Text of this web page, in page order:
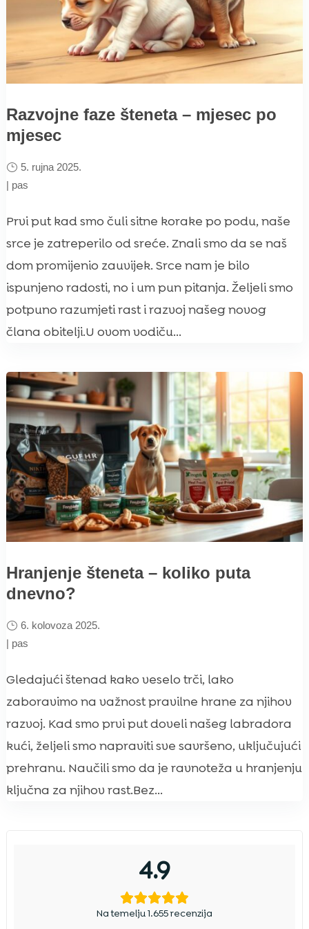
Razvojne faze šteneta – mjesec po
mjesec
5. rujna 2025.
| pas
Prvi put kad smo čuli sitne korake po podu, naše
srce je zatreperilo od sreće. Znali smo da se naš
dom promijenio zauvijek. Srce nam je bilo
ispunjeno radosti, no i um pun pitanja. Željeli smo
potpuno razumjeti rast i razvoj našeg novog
člana obitelji.U ovom vodiču...
Hranjenje šteneta – koliko puta
dnevno?
6. kolovoza 2025.
| pas
Gledajući štenad kako veselo trči, lako
zaboravimo na važnost pravilne hrane za njihov
razvoj. Kad smo prvi put doveli našeg labradora
kući, željeli smo napraviti sve savršeno, uključujući
prehranu. Naučili smo da je ravnoteža u hranjenju
ključna za njihov rast.Bez...
4.9
Na temelju 1.655 recenzija